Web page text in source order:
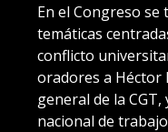
En el Congreso
temáticas
conflicto
oradores a Héctor
general de la
nacional de